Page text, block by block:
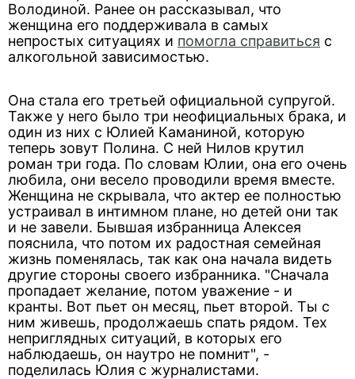
Володиной. Ранее он рассказывал, что
женщина его поддерживала в самых
непростых ситуациях и помогла справиться с
алкогольной зависимостью.
Она стала его третьей официальной супругой.
Также у него было три неофициальных брака, и
один из них с Юлией Каманиной, которую
теперь зовут Полина. С ней Нилов крутил
роман три года. По словам Юлии, она его очень
любила, они весело проводили время вместе.
Женщина не скрывала, что актер ее полностью
устраивал в интимном плане, но детей они так
и не завели. Бывшая избранница Алексея
пояснила, что потом их радостная семейная
жизнь поменялась, так как она начала видеть
другие стороны своего избранника. "Сначала
пропадает желание, потом уважение - и
кранты. Вот пьет он месяц, пьет второй. Ты с
ним живешь, продолжаешь спать рядом. Тех
неприглядных ситуаций, в которых его
наблюдаешь, он наутро не помнит", -
поделилась Юлия с журналистами.